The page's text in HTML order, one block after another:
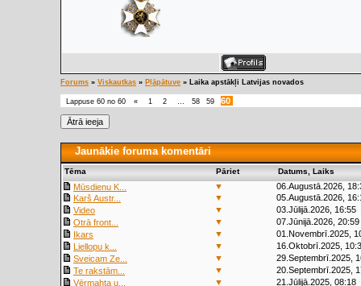
Forums » Viskautkas » Pļāpātuve » Laika apstākļi Latvijas novados
Lappuse 60 no 60 « 1 2 … 58 59 60
Jaunākie foruma komentāri
Tēma Pāriet Datums, Laiks
Mūsdienu K... ▼
06.Augustā.2026,
Karš Austr...
▼
05.Augustā.2026,
Video
▼
03.Jūlijā.2026, 16:55
Otrā front...
▼
07.Jūnijā.2026, 20:59
Ikars
▼
01.Novembrī.2025,
Liellopu k...
▼
16.Oktobrī.2025,
Sveicam Ze...
▼
29.Septembrī.2025,
Te rakstām...
▼
20.Septembrī.2025,
Vērmahta u...
▼ 21.Jūlijā.2025, 08:18